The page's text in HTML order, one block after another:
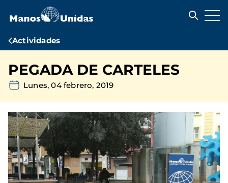
contenido
Ruta
navegación
Actividades
PEGADA DE CARTELES
Lunes, 04 febrero, 2019